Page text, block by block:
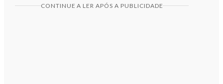
CONTINUE A LER APÓS A PUBLICIDADE